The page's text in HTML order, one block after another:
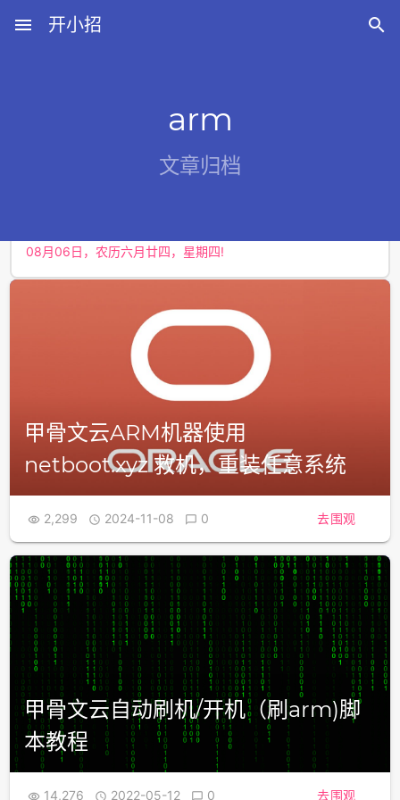
menu 开小招 
arm
文章归档
甲骨文云ARM机器使用
netboot.xyz 救机，重装任意系统
 2,299  2024-11-08  0 去围观
甲骨文云自动刷机/开机（刷arm)脚
本教程
 14,276  2022-05-12  0 去围观
08月10日，农历六月廿八，星期一!
08月06日，农历六月廿四，星期四!